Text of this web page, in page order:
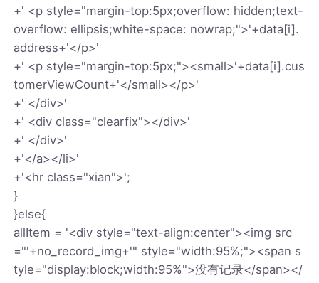
+' <p style="margin-top:5px;overflow: hidden;text-
overflow: ellipsis;white-space: nowrap;">'+data[i].
address+'</p>'
+' <p style="margin-top:5px;"><small>'+data[i].cus
tomerViewCount+'</small></p>'
+' </div>'
+' <div class="clearfix"></div>'
+' </div>'
+'</a></li>'
+'<hr class="xian">';
}
}else{
allItem = '<div style="text-align:center"><img src
="'+no_record_img+'" style="width:95%;"><span s
tyle="display:block;width:95%">没有记录</span></